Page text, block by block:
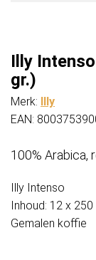
Illy
gr.)
Merk: Illy
EAN:
100% Arabica,
Illy Intenso
Inhoud: 12 x 250
Gemalen koffie